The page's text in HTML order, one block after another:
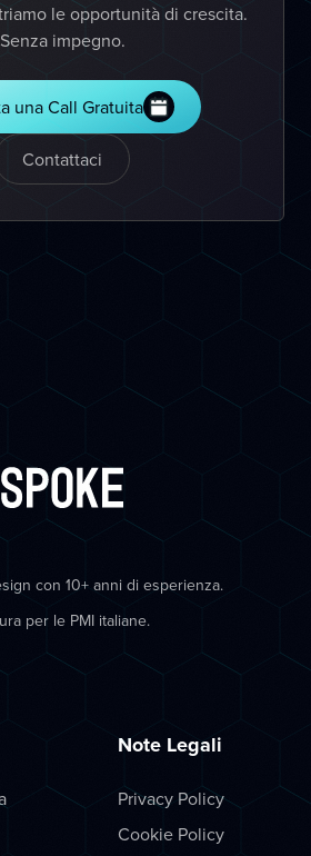
le opportunità di crescita.
Senza impegno.
una Call Gratuita
Contattaci
con 10+ anni di esperienza.
per le PMI italiane.
Note Legali
Privacy Policy
Cookie Policy